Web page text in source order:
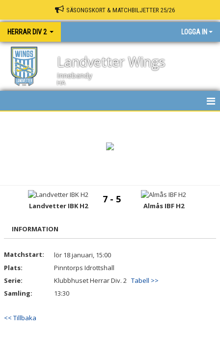
SÄSONGSKORT & MATCHBILJETTER 25/26
HERRAR DIV 2 LOGGA IN
Landvetter Wings
Innebandy
HA
TRUPPEN
BILDGALLERI
KONTAKT
MATCHREFERAT
Landvetter IBK H2
7 - 5
Almås IBF H2
INFORMATION
Matchstart:
lör 18 januari, 15:00
Plats:
Pinntorps Idrottshall
Serie:
Klubbhuset Herrar Div. 2 Tabell >>
Samling:
13:30
<< Tillbaka